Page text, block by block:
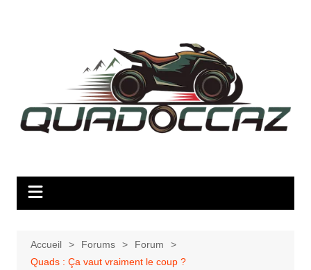
Accueil Forums
Forum
Quads : Ça vaut vraiment le coup ?